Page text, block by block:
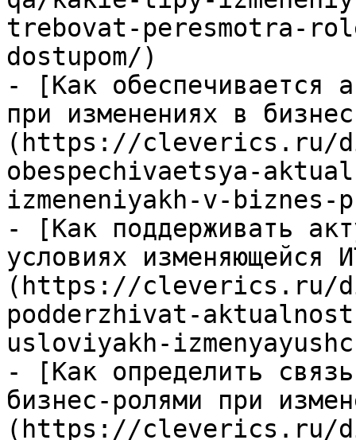
trebovat-peresmotra-
dostupom/)
- [Как обеспечивается
при изменениях в
(https://cleverics.ru/
obespechivaetsya-
izmeneniyakh-v-biznes-
- [Как поддерживать
условиях изменяющейся
(https://cleverics.ru/
podderzhivat-
usloviyakh-
- [Как определить
бизнес-ролями при
(https://cleverics.ru/